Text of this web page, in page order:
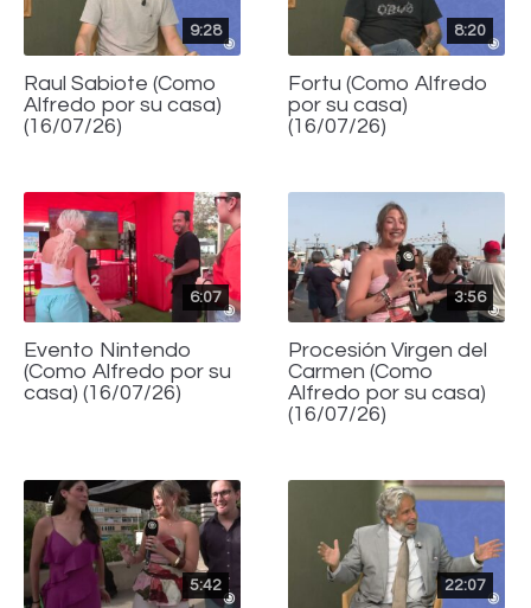
9:28
Raul Sabiote (Como
Alfredo por su casa)
(16/07/26)
8:20
Fortu (Como Alfredo
por su casa)
(16/07/26)
6:07
Evento Nintendo
(Como Alfredo por su
casa) (16/07/26)
3:56
Procesión Virgen del
Carmen (Como
Alfredo por su casa)
(16/07/26)
5:42 22:07